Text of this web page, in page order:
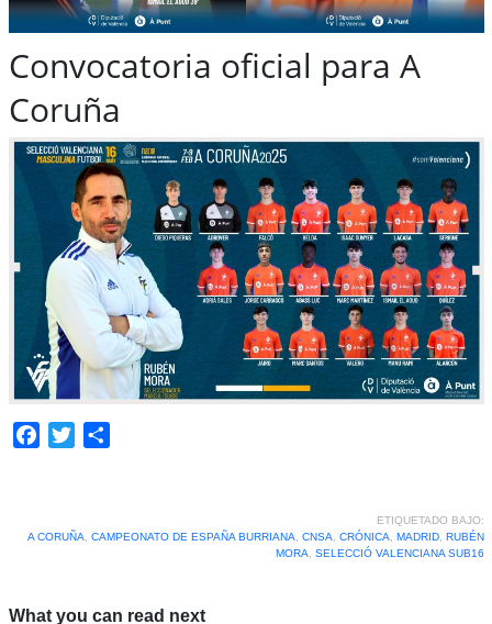
Convocatoria oficial para A
Coruña
Facebook
Twitter
ETIQUETADO BAJO:
A CORUÑA, CAMPEONATO DE ESPAÑA BURRIANA, CNSA, CRÓNICA, MADRID, RUBÉN
MORA, SELECCIÓ VALENCIANA SUB16
What you can read next